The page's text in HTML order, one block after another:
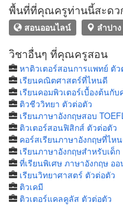
พื้นที่ที่คุณครูท่านนี้สะดว
สอนออนไลน์ ลำปาง
วิชาอื่นๆ ที่คุณครูสอน
หาติวเตอร์สอนการแพทย์ ตัว
เรียนคณิตศาสตร์ที่ไหนดี
เรียนคอมพิวเตอร์เบื้องต้นกั
ติวชีววิทยา ตัวต่อตัว
เรียนภาษาอังกฤษสอบ
ติวเตอร์สอนฟิสิกส์ ตัวต่อตัว
คอร์สเรียนภาษาอังกฤษที่ไห
เรียนภาษาอังกฤษสำหรับเด็ก
ที่เรียนพิเศษ ภาษาอังกฤษ อ
เรียนวิทยาศาสตร์ ตัวต่อตัว
ติวเคมี
ติวเตอร์แคลคูลัส ตัวต่อตัว